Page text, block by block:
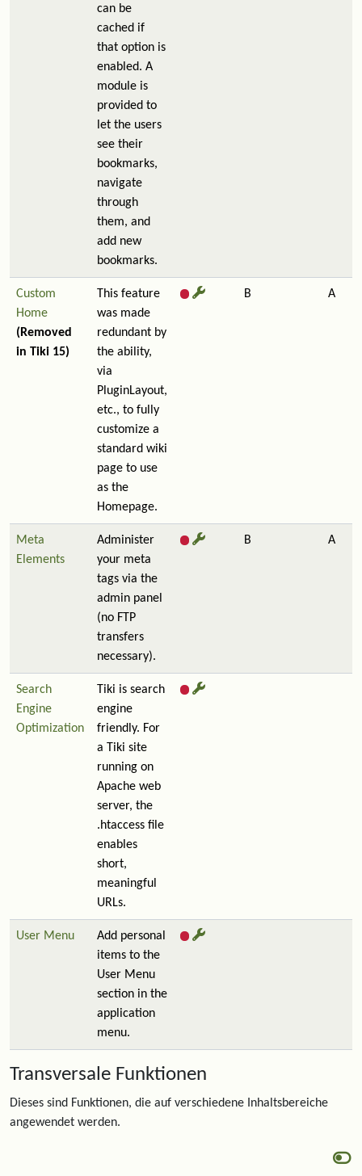
can be
cached if
that option is
enabled. A
module is
provided to
let the users
see their
bookmarks,
navigate
through
them, and
add new
bookmarks.
Custom
Home
(Removed
in Tiki 15)
This feature
was made
redundant by
the ability,
via
PluginLayout,
etc., to fully
customize a
standard wiki
page to use
as the
Homepage.
B A
Meta
Elements
Administer
your meta
tags via the
admin panel
(no FTP
transfers
necessary).
B A
Search
Engine
Optimization
Tiki is search
engine
friendly. For
a Tiki site
running on
Apache web
server, the
.htaccess file
enables
short,
meaningful
URLs.
User Menu
Add personal
items to the
User Menu
section in the
application
menu.
Transversale Funktionen
Dieses sind Funktionen, die auf verschiedene Inhaltsbereiche
angewendet werden.